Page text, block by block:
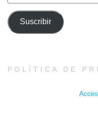
de
correo
electrónico
Suscribir
POLÍTICA DE